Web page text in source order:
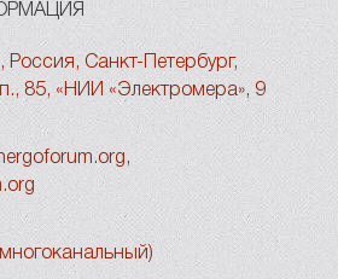
Россия, Санкт-Петербург,
85, «НИИ «Электромера», 9
,